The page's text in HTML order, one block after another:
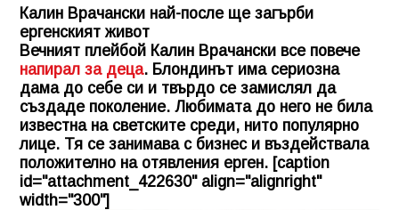
Калин Врачански най-после ще загърби
ергенският живот
Вечният плейбой Калин Врачански все повече
напирал за деца. Блондинът има сериозна
дама до себе си и твърдо се замислял да
създаде поколение. Любимата до него не била
известна на светските среди, нито популярно
лице. Тя се занимава с бизнес и въздействала
положително на отявления ерген. [caption
id="attachment_422630" align="alignright"
width="300"]